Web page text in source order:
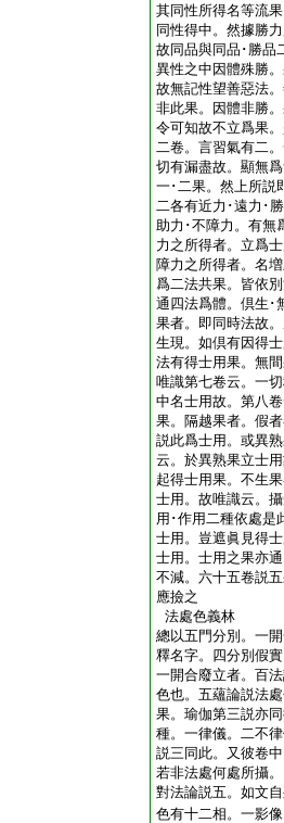
其同性所得名等流
同性得中。然據勝
故同品與同品･勝品
異性之中因體殊勝
故無記性望善惡法
非此果。因體非勝
令可知故不立爲果
二卷。言習氣有二
切有漏盡故。顯無
一･二果。然上所説
二各有近力･遠力･
助力･不障力。有無
力之所得者。立爲
障力之所得者。名
爲二法共果。皆依
通四法爲體。倶生･
果者。即同時法故
生現。如倶有因得
法有得士用果。無
唯識第七卷云。一
中名士用故。第八
果。隔越果者。假
説此爲士用。或異
云。於異熟果立士
起得士用果。不生
士用。故唯識云。
用･作用二種依處是
士用。豈遮眞見得
士用。士用之果亦
不減。六十五卷説
應撿之
法處色義林
總以五門分別。一
釋名字。四分別假
一開合廢立者。百
色也。五蘊論説法
果。瑜伽第三説亦
種。一律儀。二不
説三同此。又彼卷
若非法處何處所攝
對法論説五。如文
色有十二相。一影